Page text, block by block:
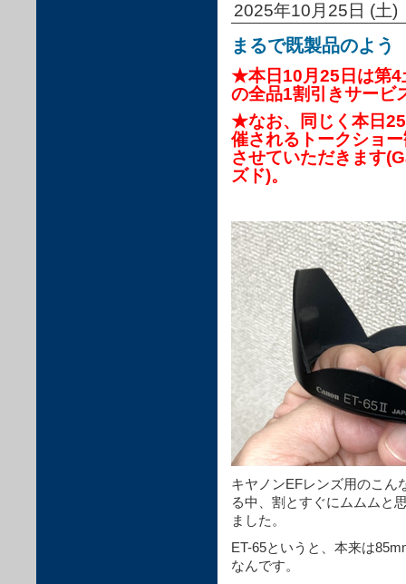
2025年10月25日 (土)
まるで既製品のよう
★本日10月25日は第4
の全品1割引きサービ
★なお、同じく本日
催されるトークショ
させていただきます
ズド)。
キヤノンEFレンズ用のこん
る中、割とすぐにムムムと
ました。
ET-65というと、本来は
なんです。